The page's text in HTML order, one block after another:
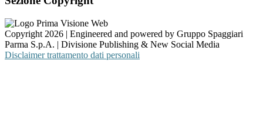
Copyright 2026 | Engineered and powered by Gruppo Spaggiari
Parma S.p.A. | Divisione Publishing & New Social Media
Disclaimer trattamento dati personali